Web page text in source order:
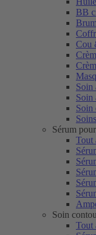
BB
Cou
Soin
Soin
Soin
Sérum
Tout
Soin
Tout